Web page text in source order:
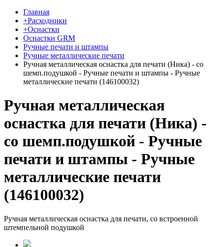
Главная
+Расходники
+Оснастки
Оснастки GRM
Ручные печати и штампы
Ручные металлические печати
Ручная металлическая оснастка для печати (Ника) - со
шемп.подушкой - Ручные печати и штампы - Ручные
металлические печати (146100032)
Ручная металлическая
оснастка для печати (Ника) -
со шемп.подушкой - Ручные
печати и штампы - Ручные
металлические печати
(146100032)
Ручная металлическая оснастка для печати, со встроенной
штемпельной подушкой